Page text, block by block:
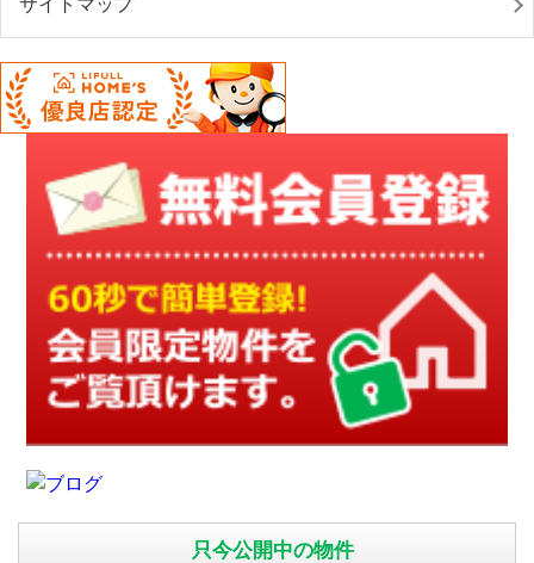
只今公開中の物件